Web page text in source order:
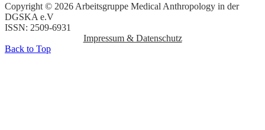
Copyright © 2026 Arbeitsgruppe Medical Anthropology in der
DGSKA e.V
ISSN: 2509-6931
Impressum & Datenschutz
Back to Top